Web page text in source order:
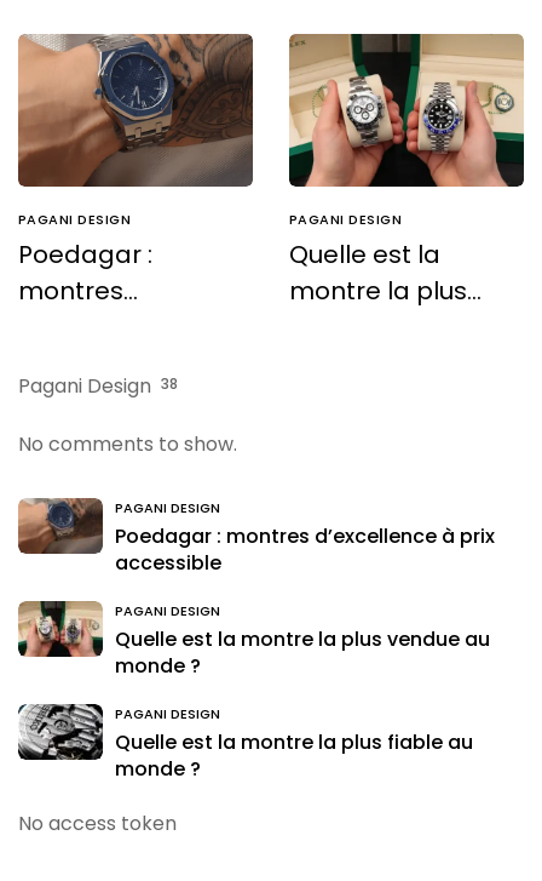
PAGANI DESIGN
Poedagar :
montres
PAGANI DESIGN
Quelle est la
montre la plus
Pagani Design 38
No comments to show.
PAGANI DESIGN
Poedagar : montres d’excellence à prix
accessible
PAGANI DESIGN
Quelle est la montre la plus vendue au
monde ?
PAGANI DESIGN
Quelle est la montre la plus fiable au
monde ?
No access token